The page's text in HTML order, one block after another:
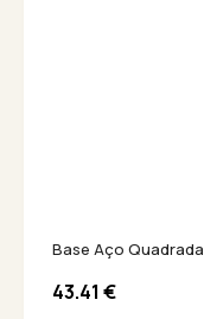
Base Aço Quadrada
43.41 €